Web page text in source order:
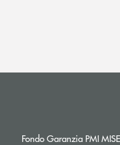
Fondo Garanzia PMI